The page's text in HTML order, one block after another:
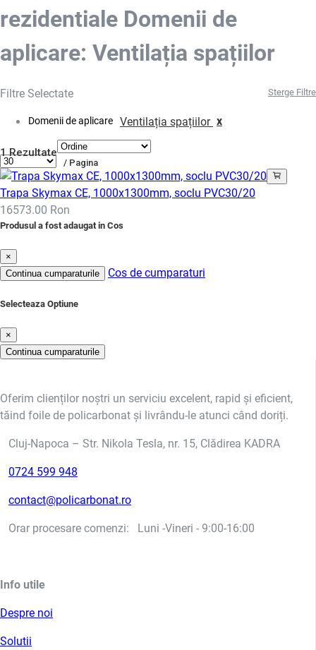
rezidentiale Domenii de
aplicare: Ventilația spațiilor
Filtre Selectate Sterge Filtre
Domenii de aplicare Ventilația spațiilor x
1 Rezultate
/ Pagina
Trapa Skymax CE, 1000x1300mm, soclu PVC30/20
16573.00 Ron
Produsul a fost adaugat in Cos
×
Continua cumparaturile
Cos de cumparaturi
Selecteaza Optiune
×
Continua cumparaturile
Oferim clienților noștri un serviciu excelent, rapid și eficient,
tăind foile de policarbonat și livrându-le atunci când doriți.
Cluj-Napoca – Str. Nikola Tesla, nr. 15, Clădirea KADRA
0724 599 948
contact@policarbonat.ro
Orar procesare comenzi: Luni -Vineri - 9:00-16:00
Info utile
Despre noi
Solutii